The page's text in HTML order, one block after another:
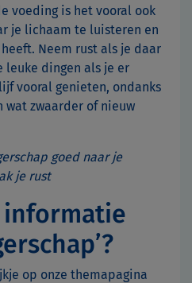
voeding is het vooral ook
je lichaam te luisteren en
Neem rust als je daar
leuke dingen als je er
vooral genieten, ondanks
wat zwaarder of nieuw
goed naar je
je rust
informatie
op onze themapagina